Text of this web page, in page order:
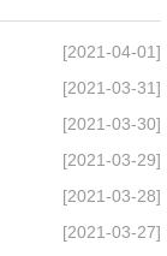
[2021-04-01]
[2021-03-31]
[2021-03-30]
[2021-03-29]
[2021-03-28]
[2021-03-27]